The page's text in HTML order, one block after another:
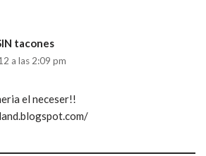
tacones
a las 2:09 pm
el neceser!!